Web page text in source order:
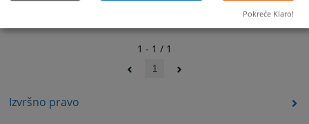
Izvršno pravo
1 - 1 / 1
1
Pokreće Klaro!